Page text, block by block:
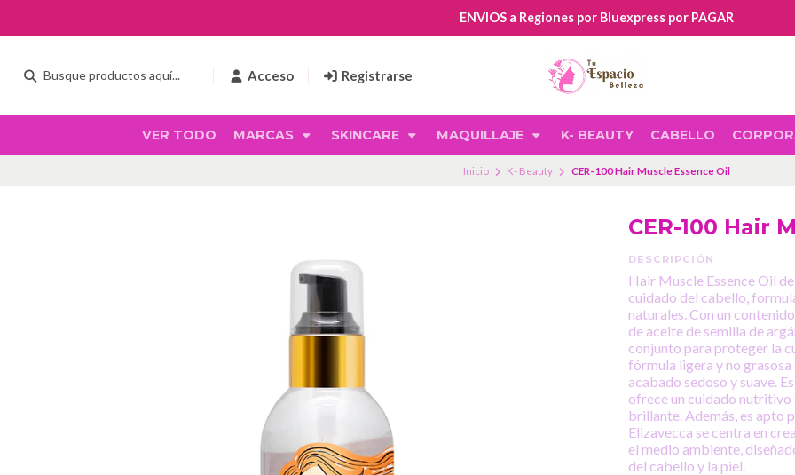
Acceso Registrarse
VER TODO MARCAS SKINCARE MAQUILLAJE K- BEAUTY CABELLO
ENVIOS a Regiones por Bluexpress por PAGAR
Inicio K- Beauty CER-100 Hair Muscle Essence Oil
CER-100 Hair
DESCRIPCIÓN
Hair Muscle Essence Oil
cuidado del cabello,
naturales. Con un
de aceite de semilla de
conjunto para proteger la
fórmula ligera y no
acabado sedoso y suave.
ofrece un cuidado nutritivo
brillante. Además, es apto
Elizavecca se centra en
el medio ambiente,
del cabello y la piel.